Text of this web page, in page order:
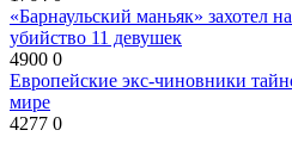
«Барнаульский маньяк» захотел
убийство 11 девушек
4900 0
Европейские экс-чиновники
мире
4277 0